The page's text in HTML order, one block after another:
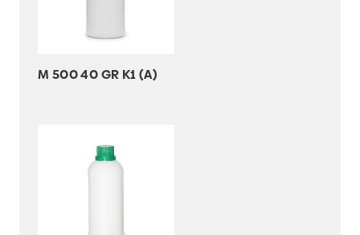
M 500 40 GR K1 (A)